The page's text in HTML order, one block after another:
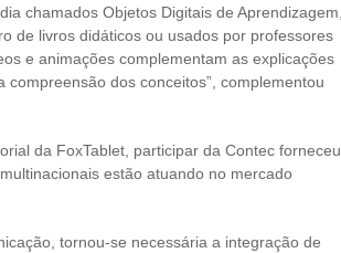
chamados Objetos Digitais de Aprendizagem,
de livros didáticos ou usados por professores
e animações complementam as explicações
dos conceitos”, complementou
da FoxTablet, participar da Contec forneceu
estão atuando no mercado
tornou-se necessária a integração de